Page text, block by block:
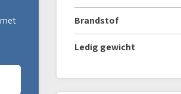
Brandstof
Ledig gewicht